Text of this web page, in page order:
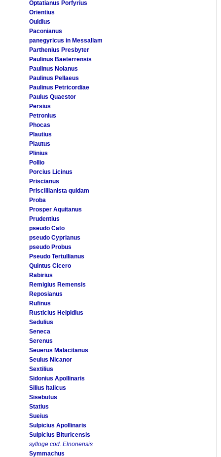
Optatianus Porfyrius
Orientius
Ouidius
Paconianus
panegyricus in Messallam
Parthenius Presbyter
Paulinus Baeterrensis
Paulinus Nolanus
Paulinus Pellaeus
Paulinus Petricordiae
Paulus Quaestor
Persius
Petronius
Phocas
Plautius
Plautus
Plinius
Pollio
Porcius Licinus
Priscianus
Priscillianista quidam
Proba
Prosper Aquitanus
Prudentius
pseudo Cato
pseudo Cyprianus
pseudo Probus
Pseudo Tertullianus
Quintus Cicero
Rabirius
Remigius Remensis
Reposianus
Rufinus
Rusticius Helpidius
Sedulius
Seneca
Serenus
Seuerus Malacitanus
Seuius Nicanor
Sextilius
Sidonius Apollinaris
Silius Italicus
Sisebutus
Statius
Sueius
Sulpicius Apollinaris
Sulpicius Bituricensis
sylloge cod. Elnonensis
Symmachus